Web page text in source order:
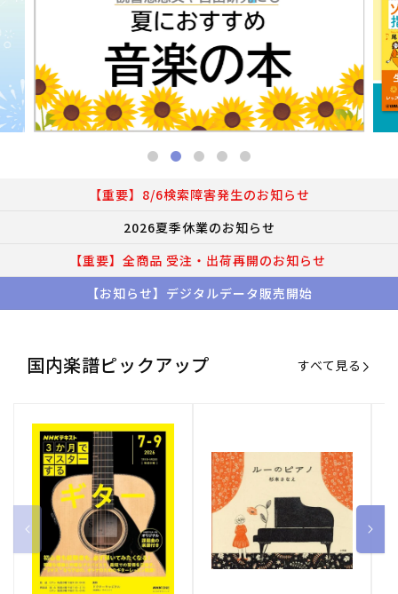
【重要】8/6検索障害発生のお知らせ
2026夏季休業のお知らせ
【重要】全商品 受注・出荷再開のお知らせ
【お知らせ】デジタルデータ販売開始
国内楽譜ピックアップ すべて見る